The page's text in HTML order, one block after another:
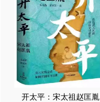
开太平：宋太祖赵匡胤